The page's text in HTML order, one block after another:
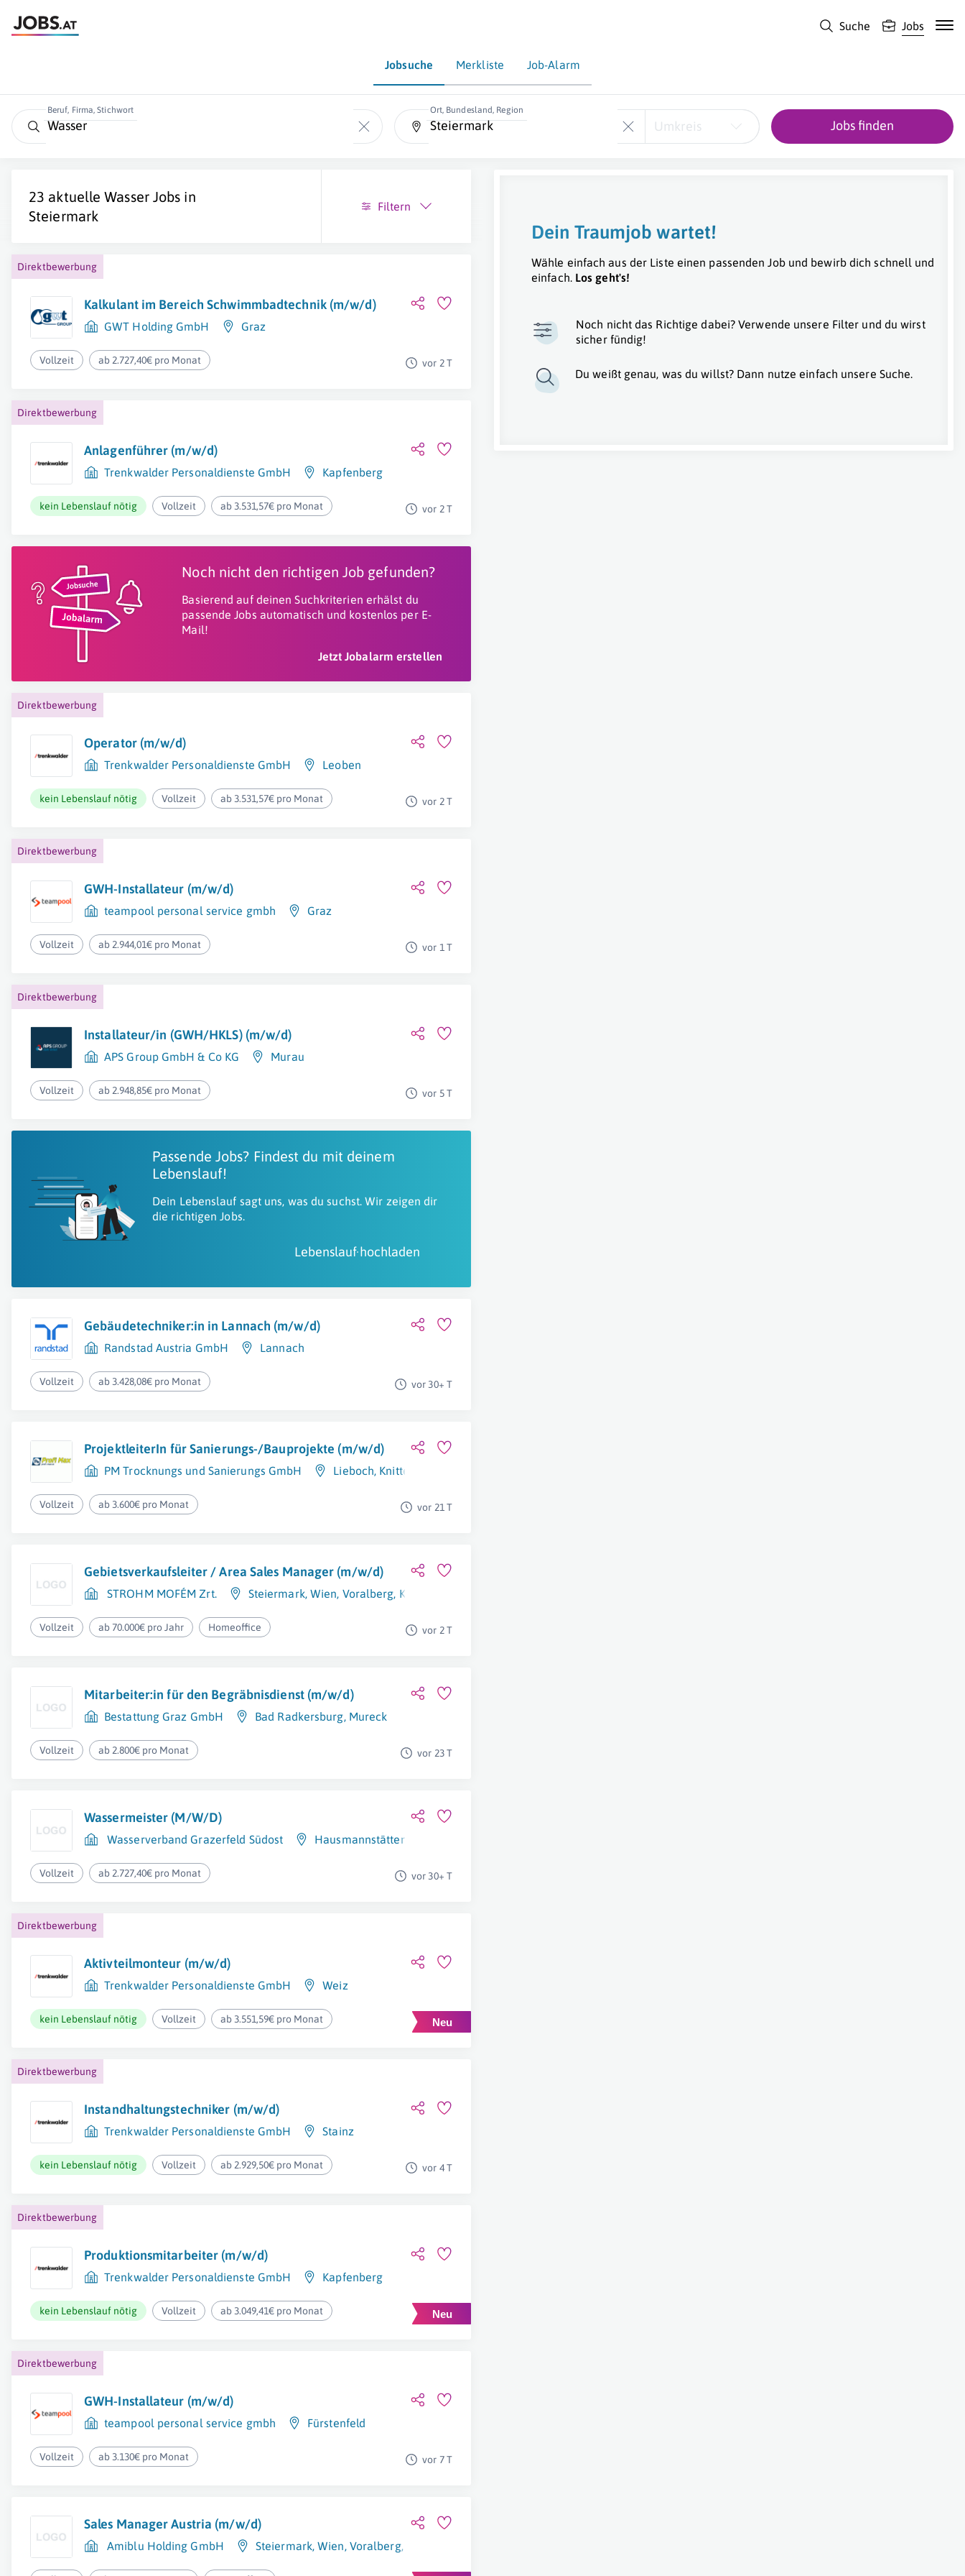
Suche Jobs
Jobsuche Merkliste Job-Alarm
Beruf, Firma, Stichwort Ort, Bundesland, Region
Umkreis Jobs finden
23 aktuelleWasserJobs in
Steiermark
Filtern
Direktbewerbung
Kalkulant im Bereich Schwimmbadtechnik (m/w/d)
GWT Holding GmbH Graz
Vollzeit ab 2.727,40€ pro Monat vor 2 T
Direktbewerbung
Anlagenführer (m/w/d)
Trenkwalder Personaldienste GmbH Kapfenberg
kein Lebenslauf nötig Vollzeit ab 3.531,57€ pro Monat vor 2 T
Noch nicht den richtigen Job gefunden?
Basierend auf deinen Suchkriterien erhälst du
passende Jobs automatisch und kostenlos per E-
Mail!
Jetzt Jobalarm erstellen
Direktbewerbung
Operator (m/w/d)
Trenkwalder Personaldienste GmbH Leoben
kein Lebenslauf nötig Vollzeit ab 3.531,57€ pro Monat vor 2 T
Direktbewerbung
GWH-Installateur (m/w/d)
teampool personal service gmbh Graz
Vollzeit ab 2.944,01€ pro Monat vor 1 T
Direktbewerbung
Installateur/in (GWH/HKLS) (m/w/d)
APS Group GmbH & Co KG Murau
Vollzeit ab 2.948,85€ pro Monat vor 5 T
Passende Jobs? Findest du mit deinem
Lebenslauf!
Dein Lebenslauf sagt uns, was du suchst. Wir zeigen dir
die richtigen Jobs.
Lebenslauf hochladen
Gebäudetechniker:in in Lannach (m/w/d)
Randstad Austria GmbH Lannach
Vollzeit ab 3.428,08€ pro Monat vor 30+ T
ProjektleiterIn für Sanierungs-/Bauprojekte (m/w/d)
PM Trocknungs und Sanierungs GmbH Lieboch, Knittelfeld
Vollzeit ab 3.600€ pro Monat vor 21 T
Gebietsverkaufsleiter / Area Sales Manager (m/w/d)
STROHM MOFÉM Zrt. Steiermark, Wien, Voralberg, Kärnten
Vollzeit ab 70.000€ pro Jahr Homeoffice vor 2 T
Mitarbeiter:in für den Begräbnisdienst (m/w/d)
Bestattung Graz GmbH Bad Radkersburg, Mureck
Vollzeit ab 2.800€ pro Monat vor 23 T
Wassermeister (M/W/D)
Wasserverband Grazerfeld Südost Hausmannstätten
Vollzeit ab 2.727,40€ pro Monat vor 30+ T
Direktbewerbung
Aktivteilmonteur (m/w/d)
Trenkwalder Personaldienste GmbH Weiz
kein Lebenslauf nötig Vollzeit ab 3.551,59€ pro Monat
Direktbewerbung
Instandhaltungstechniker (m/w/d)
Trenkwalder Personaldienste GmbH Stainz
kein Lebenslauf nötig Vollzeit ab 2.929,50€ pro Monat vor 4 T
Direktbewerbung
Produktionsmitarbeiter (m/w/d)
Trenkwalder Personaldienste GmbH Kapfenberg
kein Lebenslauf nötig Vollzeit ab 3.049,41€ pro Monat
Direktbewerbung
GWH-Installateur (m/w/d)
teampool personal service gmbh Fürstenfeld
Vollzeit ab 3.130€ pro Monat vor 7 T
Sales Manager Austria (m/w/d)
Amiblu Holding GmbH Steiermark,Wien, Voralberg,
Dein Traumjob wartet!
Wähle einfach aus der Liste einen passenden Job und bewirb dich schnell und
einfach. Los geht's!
Noch nicht das Richtige dabei? Verwende unsere Filter und du wirst
sicher fündig!
Du weißt genau, was du willst? Dann nutze einfach unsere Suche.